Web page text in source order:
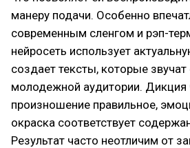
манеру подачи. Особенно
современным сленгом и рэп-
нейросеть использует
создает тексты, которые
молодежной аудитории. Дикция
произношение правильное,
окраска соответствует
Результат часто неотличим от